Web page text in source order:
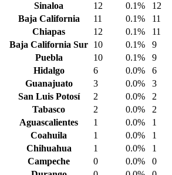
Sinaloa
12 0.1% 12
Baja California
11 0.1% 11
Chiapas
12 0.1% 11
Baja California Sur 10 0.1% 9
Puebla
10 0.1% 9
Hidalgo
6 0.0% 6
Guanajuato
3 0.0% 3
San Luis Potosí
2 0.0% 2
Tabasco
2 0.0% 2
Aguascalientes
1 0.0% 1
Coahuila
1 0.0% 1
Chihuahua
1 0.0% 1
Campeche
0 0.0% 0